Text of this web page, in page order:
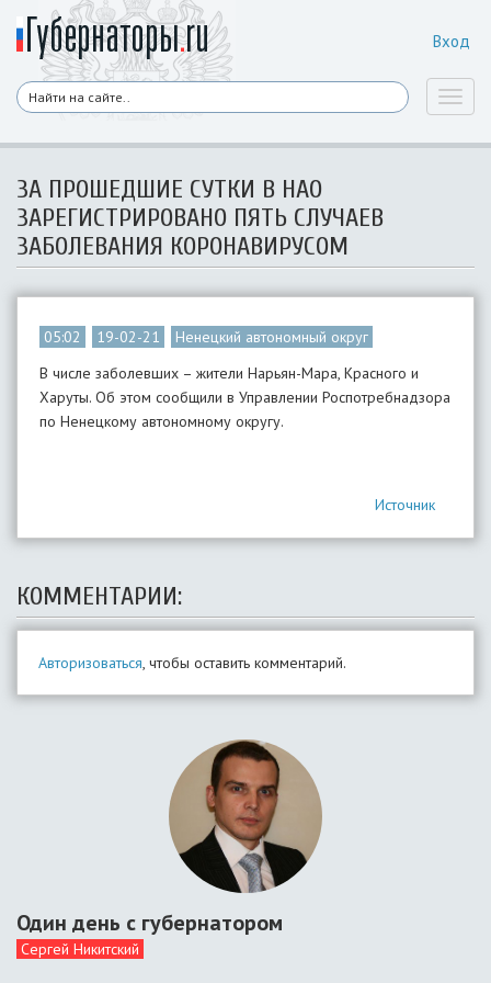
Вход
ЗА ПРОШЕДШИЕ СУТКИ В НАО
ЗАРЕГИСТРИРОВАНО ПЯТЬ СЛУЧАЕВ
ЗАБОЛЕВАНИЯ КОРОНАВИРУСОМ
05:02 19-02-21
Ненецкий автономный округ
В числе заболевших – жители Нарьян-Мара, Красного и
Харуты. Об этом сообщили в Управлении Роспотребнадзора
по Ненецкому автономному округу.
Источник
КОММЕНТАРИИ:
Авторизоваться, чтобы оставить комментарий.
Один день с губернатором
Сергей Никитский